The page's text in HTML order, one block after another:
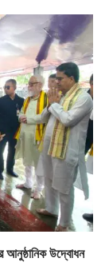
আনুষ্ঠানিক উদ্বোধন